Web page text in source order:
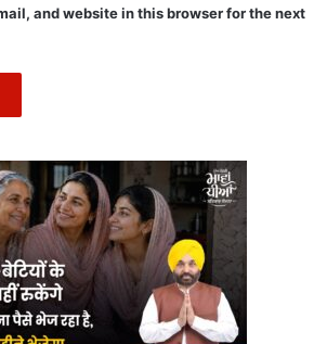
and website in this browser for the next